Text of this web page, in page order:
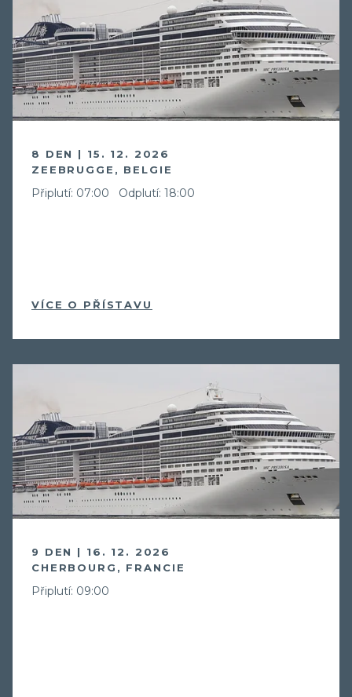
8 DEN | 15. 12. 2026
ZEEBRUGGE, BELGIE
Připlutí: 07:00 Odplutí: 18:00
VÍCE O PŘÍSTAVU
9 DEN | 16. 12. 2026
CHERBOURG, FRANCIE
Připlutí: 09:00